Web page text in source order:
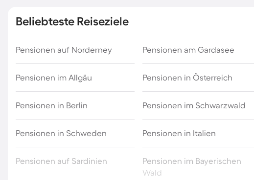
Beliebteste Reiseziele
Pensionen auf Norderney Pensionen am Gardasee
Pensionen im Allgäu Pensionen in Österreich
Pensionen in Berlin Pensionen im Schwarzwald
Pensionen in Schweden Pensionen in Italien
Pensionen auf Sardinien
Pensionen im Bayerischen
Wald